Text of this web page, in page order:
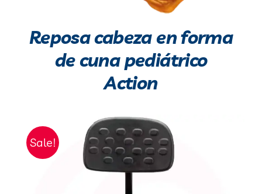
Reposa cabeza en forma
de cuna pediátrico
Action
Sale!